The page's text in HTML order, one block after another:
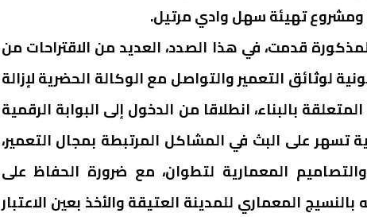
ومشروع تهيئة سهل وادي مرتيل.
قدمت، في هذا الصدد، العديد من الاقتراحات من
لوثائق التعمير والتواصل مع الوكالة الحضرية لإزالة
بالبناء، انطلاقا من الدخول إلى البوابة الرقمية
تسهر على البث في المشاكل المرتبطة بمجال التعمير،
المعمارية لتطوان، مع ضرورة الحفاظ على
المعماري للمدينة العتيقة والأخذ بعين الاعتبار